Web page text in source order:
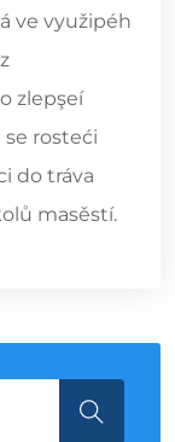
ve využipéh
zlepşeí
rosteći
do tráva
masěstí.